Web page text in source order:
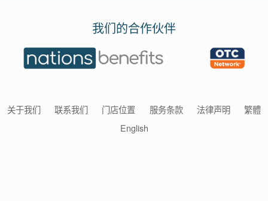
我们的合作伙伴
关于我们 联系我们 门店位置 服务条款 法律声明
繁體
English